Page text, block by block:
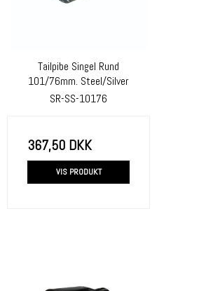
Tailpibe Singel Rund
101/76mm. Steel/Silver
SR-SS-10176
367,50 DKK
VIS PRODUKT